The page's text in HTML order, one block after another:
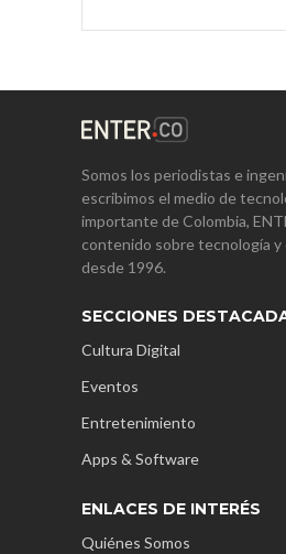
Somos los periodistas e
escribimos el medio de
importante de Colombia,
contenido sobre tecnología
desde 1996.
SECCIONES
Cultura Digital
Eventos
Entretenimiento
Apps & Software
ENLACES DE INTERÉS
Quiénes Somos